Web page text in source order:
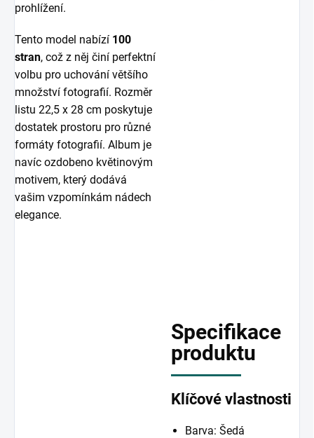
prohlížení.
Tento model nabízí 100
stran, což z něj činí perfektní
volbu pro uchování většího
množství fotografií. Rozměr
listu 22,5 x 28 cm poskytuje
dostatek prostoru pro různé
formáty fotografií. Album je
navíc ozdobeno květinovým
motivem, který dodává
vašim vzpomínkám nádech
elegance.
Specifikace
produktu
Klíčové vlastnosti
Barva: Šedá